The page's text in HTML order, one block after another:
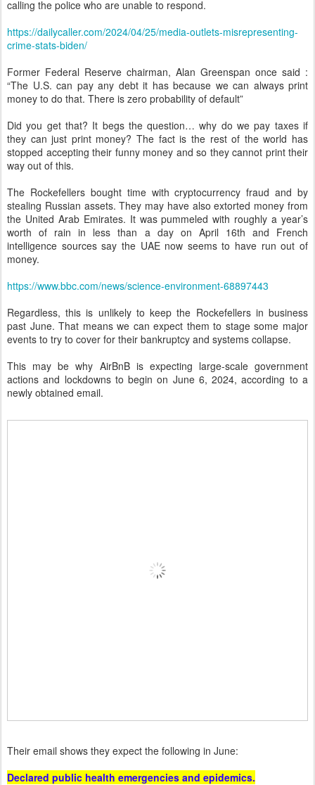
calling the police who are unable to respond.
https://dailycaller.com/2024/04/25/media-outlets-misrepresenting-
crime-stats-biden/
Former Federal Reserve chairman, Alan Greenspan once said :
“The U.S. can pay any debt it has because we can always print
money to do that. There is zero probability of default”
Did you get that? It begs the question… why do we pay taxes if
they can just print money? The fact is the rest of the world has
stopped accepting their funny money and so they cannot print their
way out of this.
The Rockefellers bought time with cryptocurrency fraud and by
stealing Russian assets. They may have also extorted money from
the United Arab Emirates. It was pummeled with roughly a year’s
worth of rain in less than a day on April 16th and French
intelligence sources say the UAE now seems to have run out of
money.
https://www.bbc.com/news/science-environment-68897443
Regardless, this is unlikely to keep the Rockefellers in business
past June. That means we can expect them to stage some major
events to try to cover for their bankruptcy and systems collapse.
This may be why AirBnB is expecting large-scale government
actions and lockdowns to begin on June 6, 2024, according to a
newly obtained email.
Their email shows they expect the following in June:
Declared public health emergencies and epidemics.